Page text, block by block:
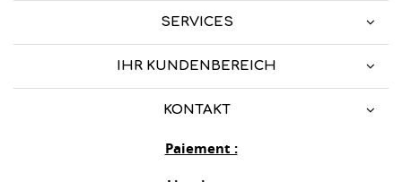
Paiement :
SERVICES
IHR KUNDENBEREICH
KONTAKT